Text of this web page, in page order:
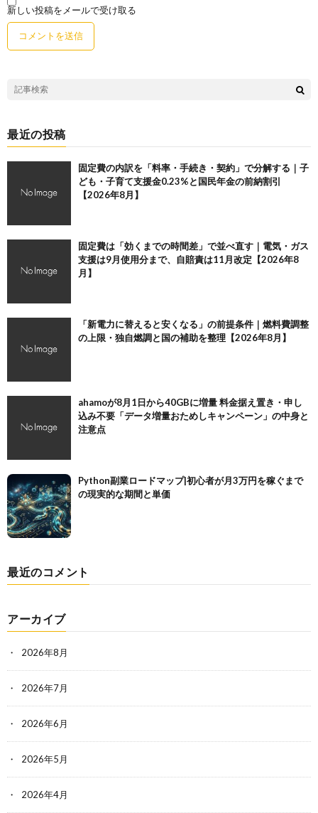
新しい投稿をメールで受け取る
最近の投稿
固定費の内訳を「料率・手続き・契約」で分解する｜子
ども・子育て支援金0.23%と国民年金の前納割引
【2026年8月】
固定費は「効くまでの時間差」で並べ直す｜電気・ガス
支援は9月使用分まで、自賠責は11月改定【2026年8
月】
「新電力に替えると安くなる」の前提条件｜燃料費調整
の上限・独自燃調と国の補助を整理【2026年8月】
ahamoが8月1日から40GBに増量 料金据え置き・申し
込み不要「データ増量おためしキャンペーン」の中身と
注意点
Python副業ロードマップ|初心者が月3万円を稼ぐまで
の現実的な期間と単価
最近のコメント
アーカイブ
2026年8月
2026年7月
2026年6月
2026年5月
2026年4月